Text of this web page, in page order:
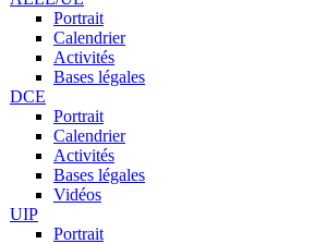
Portrait
Calendrier
Activités
Bases légales
DCE
Portrait
Calendrier
Activités
Bases légales
Vidéos
UIP
Portrait